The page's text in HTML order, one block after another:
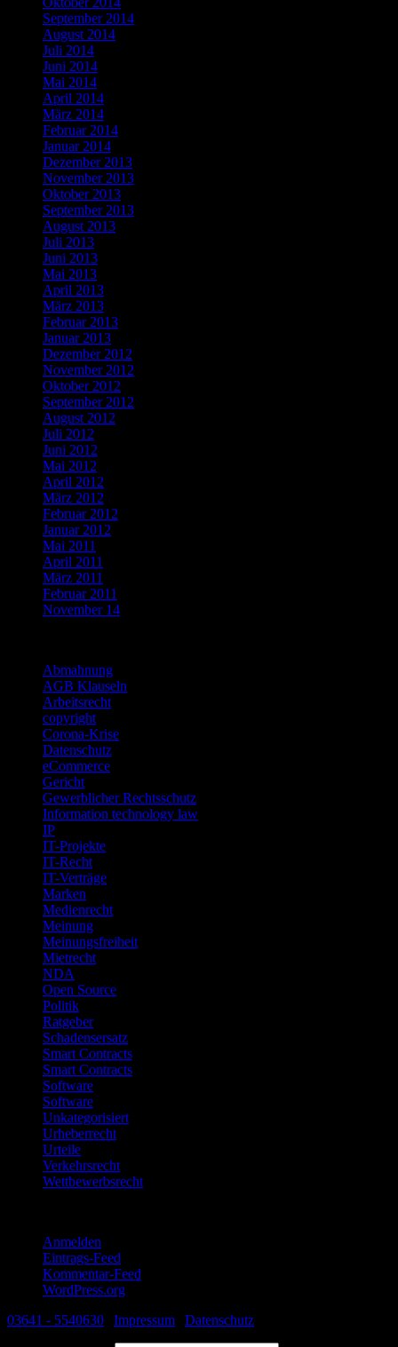
September 2014
August 2014
Juli 2014
Juni 2014
Mai 2014
April 2014
März 2014
Februar 2014
Januar 2014
Dezember 2013
November 2013
Oktober 2013
September 2013
August 2013
Juli 2013
Juni 2013
Mai 2013
April 2013
März 2013
Februar 2013
Januar 2013
Dezember 2012
November 2012
Oktober 2012
September 2012
August 2012
Juli 2012
Juni 2012
Mai 2012
April 2012
März 2012
Februar 2012
Januar 2012
Mai 2011
April 2011
März 2011
Februar 2011
November 14
Abmahnung
AGB Klauseln
Arbeitsrecht
copyright
Corona-Krise
Datenschutz
eCommerce
Gericht
Gewerblicher Rechtsschutz
Information technology law
IP
IT-Projekte
IT-Recht
IT-Verträge
Marken
Medienrecht
Meinung
Meinungsfreiheit
Mietrecht
NDA
Open Source
Politik
Ratgeber
Schadensersatz
Smart Contracts
Smart Contracts
Software
Software
Unkategorisiert
Urheberrecht
Urteile
Verkehrsrecht
Wettbewerbsrecht
Anmelden
Eintrags-Feed
Kommentar-Feed
WordPress.org
03641 - 5540630
Impressum Datenschutz